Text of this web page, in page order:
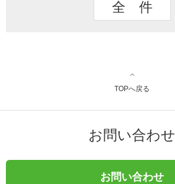
全 件
TOPへ戻る
お問い合わせ
お問い合わせ